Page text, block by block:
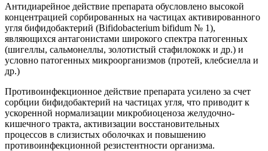
Антидиарейное действие препарата обусловлено высокой
концентрацией сорбированных на частицах активированного
угля бифидобактерий (Bifidobacterium bifidum № 1),
являющихся антагонистами широкого спектра патогенных
(шигеллы, сальмонеллы, золотистый стафилококк и др.) и
условно патогенных микроорганизмов (протей, клебсиелла и
др.)
Противоинфекционное действие препарата усилено за счет
сорбции бифидобактерий на частицах угля, что приводит к
ускоренной нормализации микробиоценоза желудочно-
кишечного тракта, активизации восстановительных
процессов в слизистых оболочках и повышению
противоинфекционной резистентности организма.